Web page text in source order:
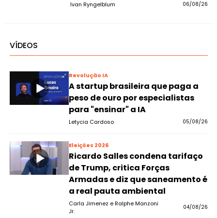
Ivan Ryngelblum 06/08/26
VÍDEOS
Revolução IA
A startup brasileira que paga a
peso de ouro por especialistas
para "ensinar" a IA
Letycia Cardoso 05/08/26
Eleições 2026
Ricardo Salles condena tarifaço
de Trump, critica Forças
Armadas e diz que saneamento é
a real pauta ambiental
Carla Jimenez e Ralphe Manzoni
Jr.
04/08/26